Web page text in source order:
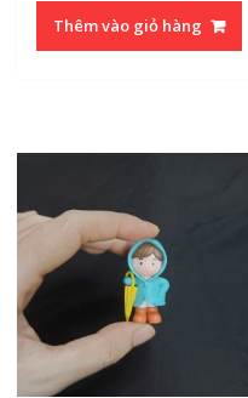
Thêm vào giỏ hàng